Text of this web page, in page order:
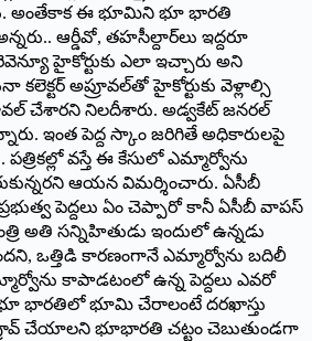
అంతేకాక ఈ భూమిని భూ భారతి
ఆర్డీవో, తహసీల్దార్‌లు ఇద్దరూ
హైకోర్టుకు ఎలా ఇచ్చారు అని
కలెక్టర్ అప్రూవల్‌తో హైకోర్టుకు వెళ్లాల్సి
చేశారని నిలదీశారు. అడ్వకేట్ జనరల్
ఇంత పెద్ద స్కాం జరిగితే అధికారులపై
పత్రికల్లో వస్తే ఈ కేసులో ఎమ్మార్వోను
ఆయన విమర్శించారు. ఏసీబీ
పెద్దలు ఏం చెప్పారో కానీ ఏసీబీ వాపస్
అతి సన్నిహితుడు ఇందులో ఉన్నడు
ఒత్తిడి కారణంగానే ఎమ్మార్వోను బదిలీ
కాపాడటంలో ఉన్న పెద్దలు ఎవరో
భారతిలో భూమి చేరాలంటే దరఖాస్తు
చేయాలని భూభారతి చట్టం చెబుతుండగా